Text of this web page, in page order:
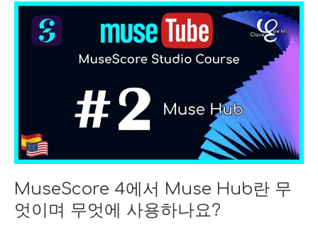
MuseScore 4에서 Muse Hub란 무
엇이며 무엇에 사용하나요?
MuseScore
엇
이
며
무
엇
에